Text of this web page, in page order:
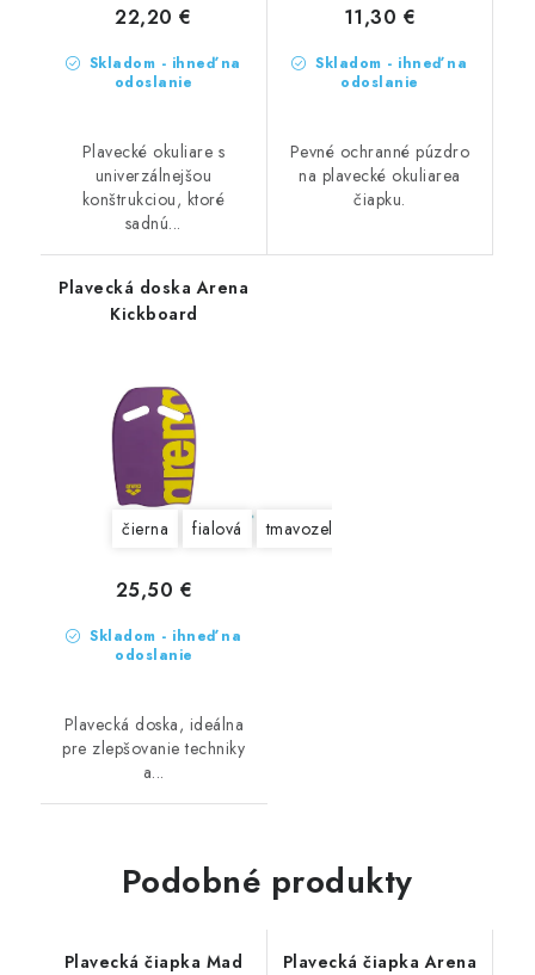
Skladom - ihneď na
odoslanie
22,20 €
Plavecké okuliare s
univerzálnejšou
konštrukciou, ktoré
sadnú...
Skladom - ihneď na
odoslanie
11,30 €
Pevné ochranné púzdro
na plavecké okuliarea
čiapku.
Plavecká doska Arena
Kickboard
čierna fialová tmavozelená
Skladom - ihneď na
odoslanie
25,50 €
Plavecká doska, ideálna
pre zlepšovanie techniky
a...
Podobné produkty
Plavecká čiapka Mad
Plavecká čiapka Arena